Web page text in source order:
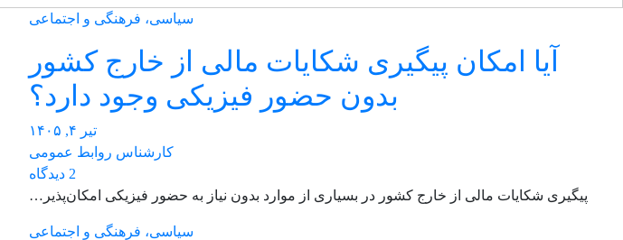
سیاسی، فرهنگی و اجتماعی
آیا امکان پیگیری شکایات مالی از خارج کشور
بدون حضور فیزیکی وجود دارد؟
تیر ۴, ۱۴۰۵
کارشناس روابط عمومی
2 دیدگاه
پیگیری شکایات مالی از خارج کشور در بسیاری از موارد بدون نیاز به حضور فیزیکی امکان‌پذیر…
سیاسی، فرهنگی و اجتماعی